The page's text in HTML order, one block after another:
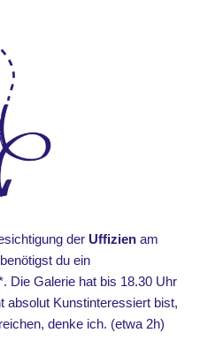
der Uffizien am
du ein
Die Galerie hat bis 18.30 Uhr
absolut Kunstinteressiert bist,
denke ich. (etwa 2h)